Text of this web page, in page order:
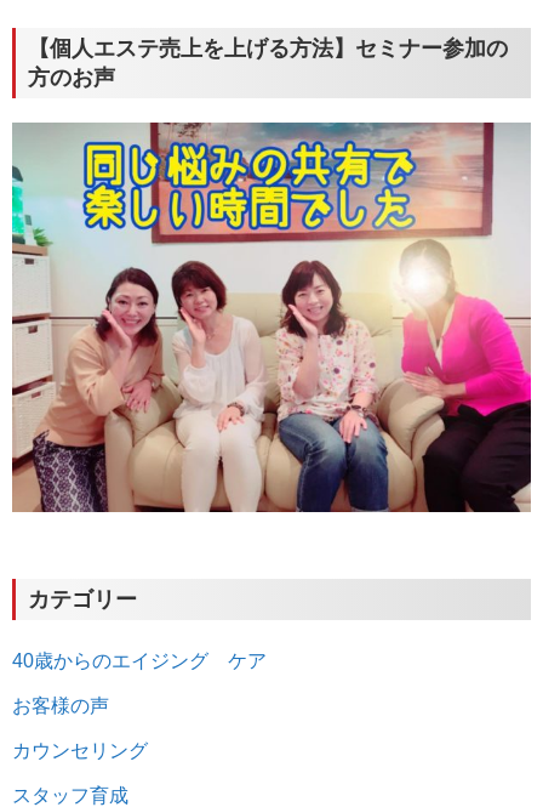
【個人エステ売上を上げる方法】セミナー参加の
方のお声
カテゴリー
40歳からのエイジング ケア
お客様の声
カウンセリング
スタッフ育成